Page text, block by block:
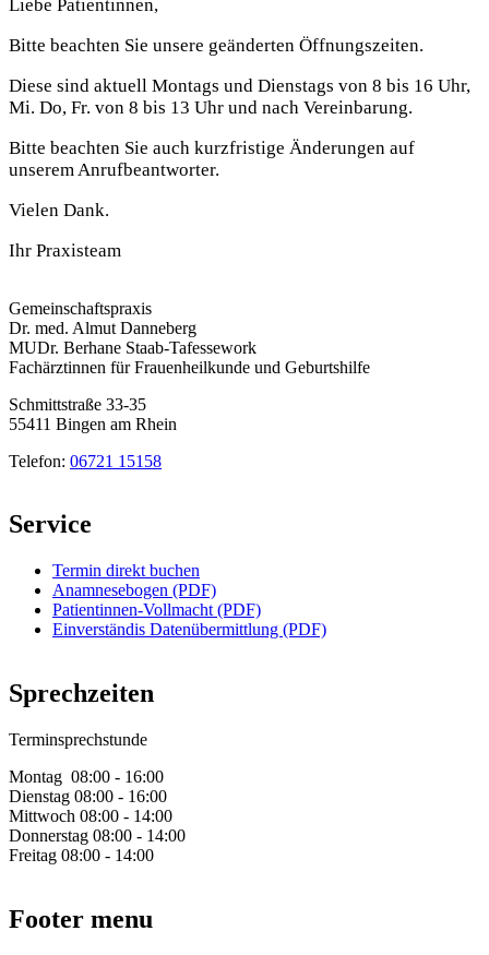
Liebe Patientinnen,
Bitte beachten Sie unsere geänderten Öffnungszeiten.
Diese sind aktuell Montags und Dienstags von 8 bis 16 Uhr,
Mi. Do, Fr. von 8 bis 13 Uhr und nach Vereinbarung.
Bitte beachten Sie auch kurzfristige Änderungen auf
unserem Anrufbeantworter.
Vielen Dank.
Ihr Praxisteam
Gemeinschaftspraxis
Dr. med. Almut Danneberg
MUDr. Berhane Staab-Tafessework
Fachärztinnen für Frauenheilkunde und Geburtshilfe
Schmittstraße 33-35
55411 Bingen am Rhein
Telefon: 06721 15158
Service
Termin direkt buchen
Anamnesebogen (PDF)
Patientinnen-Vollmacht (PDF)
Einverständis Datenübermittlung (PDF)
Sprechzeiten
Terminsprechstunde
Montag 08:00 - 16:00
Dienstag 08:00 - 16:00
Mittwoch 08:00 - 14:00
Donnerstag 08:00 - 14:00
Freitag 08:00 - 14:00
Footer menu